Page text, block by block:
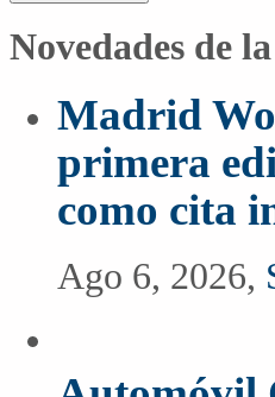
Novedades de
Madrid
primera
como cita
Ago 6, 2026,